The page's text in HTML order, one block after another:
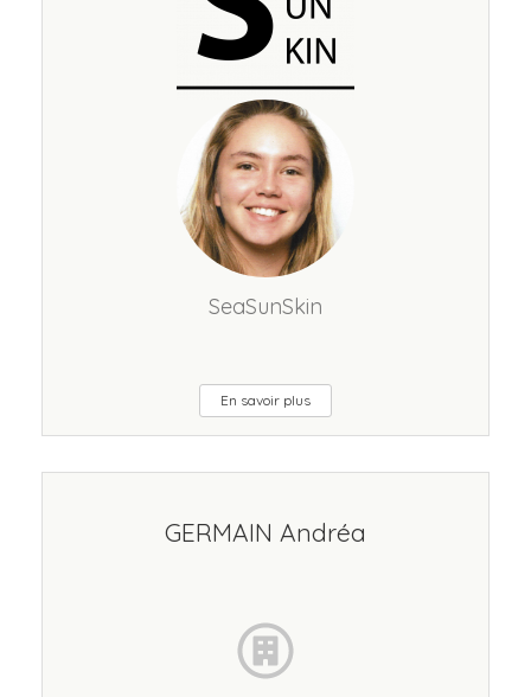
SeaSunSkin
En savoir plus
GERMAIN Andréa